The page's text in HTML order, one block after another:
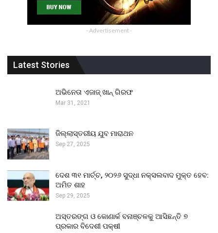
- Advertisement -
Latest Stories
ଅଭିନେତା ଏଜାଜ୍ ଖାନ୍ ଗିରଫ
Mar 31, 2021
ଜିଲ୍ଲାସ୍ତରୀୟ ଯୁବ ମାରାଥନ
Sep 27, 2025
ଦେଶ ୩୧ ମାର୍ଚ୍ଚ, ୨୦୨୬ ସୁଦ୍ଧା ନକ୍ସଲବାଦ ମୁକ୍ତ ହେବ:
ଅମିତ ଶାହ
Sep 29, 2025
ଅସ୍ତରଙ୍ଗ ଓ କୋଣାର୍କ ବନାଞ୍ଚଳକୁ ଆସିଛନ୍ତି ୭
ପ୍ରକାର ବିଦେଶୀ ପକ୍ଷୀ